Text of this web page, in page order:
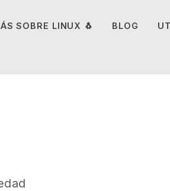
SOBRE LINUX 🐧 BLOG